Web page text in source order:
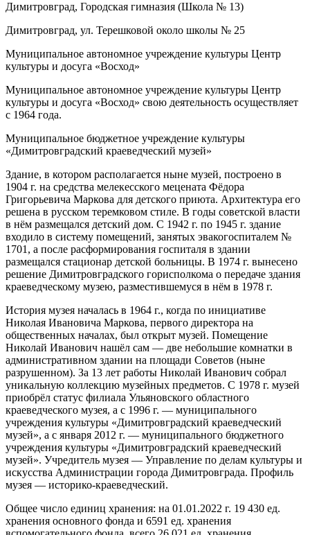
Димитровград, Городская гимназия (Школа № 13)
Димитровград, ул. Терешковой около школы № 25
Муниципальное автономное учреждение культуры Центр
культуры и досуга «Восход»
Муниципальное автономное учреждение культуры Центр
культуры и досуга «Восход» свою деятельность осуществляет
с 1964 года.
Муниципальное бюджетное учреждение культуры
«Димитровградский краеведческий музей»
Здание, в котором располагается ныне музей, построено в
1904 г. на средства мелекесского мецената Фёдора
Григорьевича Маркова для детского приюта. Архитектура его
решена в русском теремковом стиле. В годы советской власти
в нём размещался детский дом. С 1942 г. по 1945 г. здание
входило в систему помещений, занятых эвакогоспиталем №
1701, а после расформирования госпиталя в здании
размещался стационар детской больницы. В 1974 г. вынесено
решение Димитровградского горисполкома о передаче здания
краеведческому музею, разместившемуся в нём в 1978 г.
История музея началась в 1964 г., когда по инициативе
Николая Ивановича Маркова, первого директора на
общественных началах, был открыт музей. Помещение
Николай Иванович нашёл сам — две небольшие комнатки в
административном здании на площади Советов (ныне
разрушенном). За 13 лет работы Николай Иванович собрал
уникальную коллекцию музейных предметов. С 1978 г. музей
приобрёл статус филиала Ульяновского областного
краеведческого музея, а с 1996 г. — муниципального
учреждения культуры «Димитровградский краеведческий
музей», а с января 2012 г. — муниципального бюджетного
учреждения культуры «Димитровградский краеведческий
музей». Учредитель музея — Управление по делам культуры и
искусства Администрации города Димитровграда. Профиль
музея — историко-краеведческий.
Общее число единиц хранения: на 01.01.2022 г. 19 430 ед.
хранения основного фонда и 6591 ед. хранения